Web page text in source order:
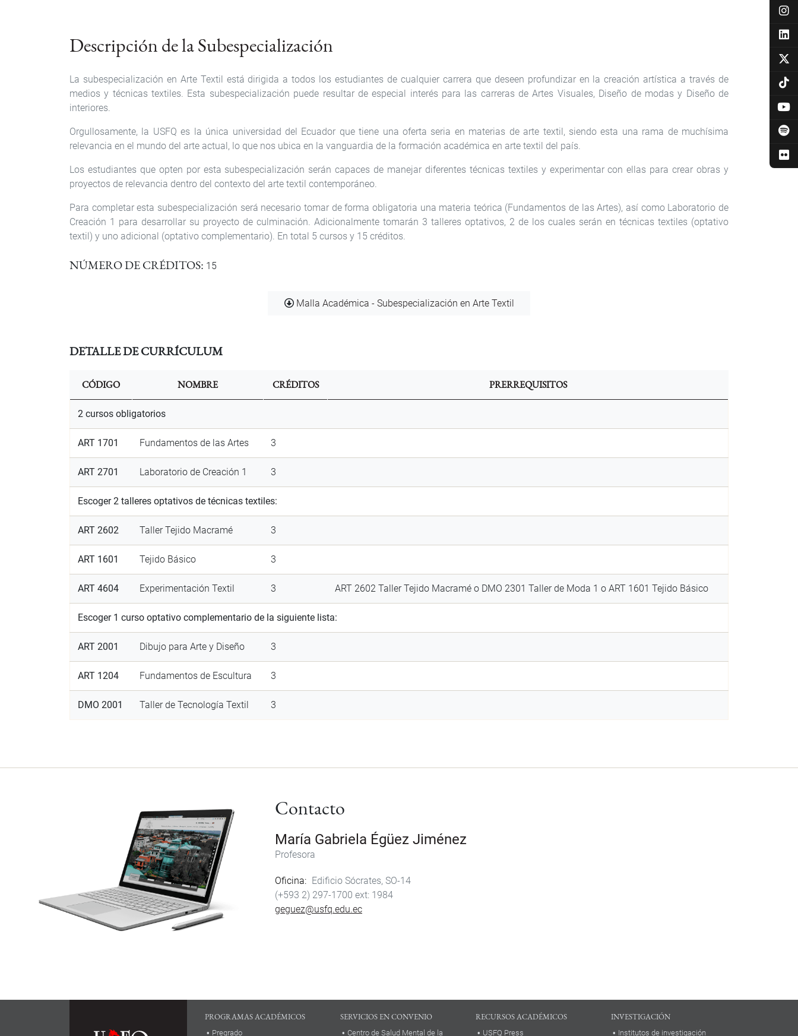
Descripción de la Subespecialización
La subespecialización en Arte Textil está dirigida a todos los estudiantes de cualquier carrera que deseen profundizar en la creación artística a través de
medios y técnicas textiles. Esta subespecializa­ción puede resultar de especial interés para las carreras de Artes Visuales, Diseño de modas y Diseño de
interiores.
Orgullosamente, la USFQ es la única universidad del Ecuador que tiene una oferta seria en materias de arte textil, siendo esta una rama de muchísima
relevancia en el mundo del arte actual, lo que nos ubica en la vanguardia de la formación académica en arte textil del país.
Los estudiantes que opten por esta subespeciali­zación serán capaces de manejar diferentes técnicas textiles y experimentar con ellas para crear obras y
proyectos de relevancia dentro del contexto del arte textil contemporáneo.
Para completar esta subespecialización será necesario tomar de forma obligatoria una materia teórica (Fundamentos de las Artes), así como Laboratorio de
Creación 1 para desarrollar su proyecto de culminación. Adicionalmente toma­rán 3 talleres optativos, 2 de los cuales serán en técnicas textiles (optativo
textil) y uno adicional (optativo complementario). En total 5 cursos y 15 créditos.
NÚMERO DE CRÉDITOS 15
Documento
Malla Académica - Subespecialización en Arte Textil
DETALLE DE CURRÍCULUM
CÓDIGO NOMBRE CRÉDITOS PRERREQUISITOS
2 cursos obligatorios
ART 1701 Fundamentos de las Artes 3
ART 2701 Laboratorio de Creación 1 3
Escoger 2 talleres optativos de técnicas textiles:
ART 2602 Taller Tejido Macramé 3
ART 1601 Tejido Básico 3
ART 4604 Experimentación Textil 3 ART 2602 Taller Tejido Macramé o DMO 2301 Taller de Moda 1 o ART 1601 Tejido Básico
Escoger 1 curso optativo complementario de la siguiente lista:
ART 2001 Dibujo para Arte y Diseño 3
ART 1204 Fundamentos de Escultura 3
DMO 2001 Taller de Tecnología Textil 3
Contacto
María Gabriela Égüez Jiménez
Profesora
Oficina
Edificio Sócrates, SO-14
(+593 2) 297-1700
1984
geguez@usfq.edu.ec
PROGRAMAS ACADÉMICOS
Pregrado
SERVICIOS EN CONVENIO
Centro de Salud Mental de la
RECURSOS ACADÉMICOS
USFQ Press
INVESTIGACIÓN
Institutos de investigación